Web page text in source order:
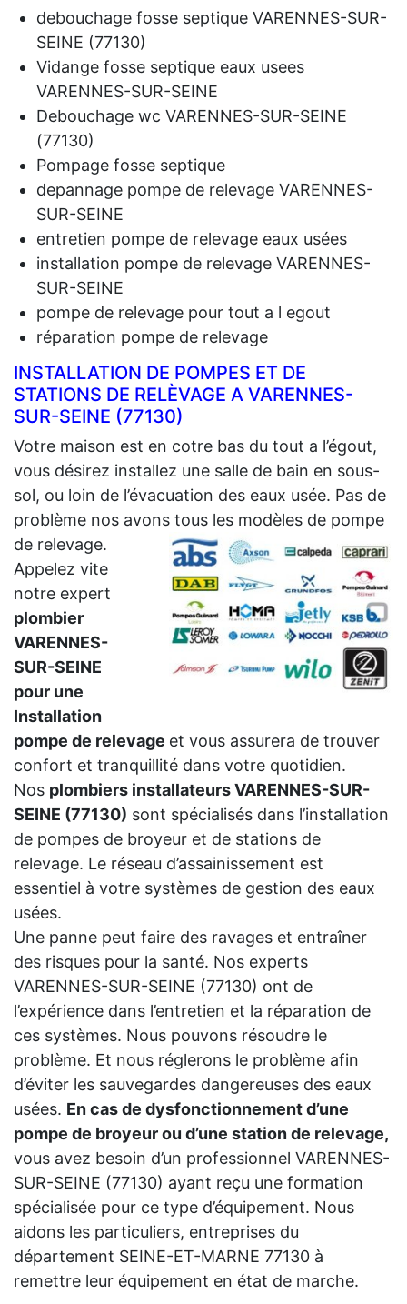
debouchage fosse septique VARENNES-SUR-
SEINE (77130)
Vidange fosse septique eaux usees
VARENNES-SUR-SEINE
Debouchage wc VARENNES-SUR-SEINE
(77130)
Pompage fosse septique
depannage pompe de relevage VARENNES-
SUR-SEINE
entretien pompe de relevage eaux usées
installation pompe de relevage VARENNES-
SUR-SEINE
pompe de relevage pour tout a l egout
réparation pompe de relevage
INSTALLATION DE POMPES ET DE
STATIONS DE RELÈVAGE A VARENNES-
SUR-SEINE (77130)
Votre maison est en cotre bas du tout a l’égout,
vous désirez installez une salle de bain en sous-
sol, ou loin de l’évacuation des eaux usée. Pas de
problème nos avons tous les modèles de pompe
de relevage.
Appelez vite
notre expert
plombier
VARENNES-
SUR-SEINE
pour une
Installation
pompe de relevage et vous assurera de trouver
confort et tranquillité dans votre quotidien.
Nos plombiers installateurs VARENNES-SUR-
SEINE (77130) sont spécialisés dans l’installation
de pompes de broyeur et de stations de
relevage. Le réseau d’assainissement est
essentiel à votre systèmes de gestion des eaux
usées.
Une panne peut faire des ravages et entraîner
des risques pour la santé. Nos experts
VARENNES-SUR-SEINE (77130) ont de
l’expérience dans l’entretien et la réparation de
ces systèmes. Nous pouvons résoudre le
problème. Et nous réglerons le problème afin
d’éviter les sauvegardes dangereuses des eaux
usées. En cas de dysfonctionnement d’une
pompe de broyeur ou d’une station de relevage,
vous avez besoin d’un professionnel VARENNES-
SUR-SEINE (77130) ayant reçu une formation
spécialisée pour ce type d’équipement. Nous
aidons les particuliers, entreprises du
département SEINE-ET-MARNE 77130 à
remettre leur équipement en état de marche.